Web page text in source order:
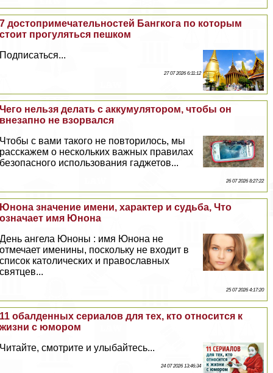
7 достопримечательностей Бангкога по которым
стоит прогуляться пешком
Подписаться...
27 07 2026 6:11:12
Чего нельзя делать с аккумулятором, чтобы он
внезапно не взорвался
Чтобы с вами такого не повторилось, мы
расскажем о нескольких важных правилах
безопасного использования гаджетов...
26 07 2026 8:27:22
Юнона значение имени, хаpaктер и судьба, Что
означает имя Юнона
День ангела Юноны : имя Юнона не
отмечает именины, поскольку не входит в
список католических и православных
святцев...
25 07 2026 4:17:20
11 обалденных сериалов для тех, кто относится к
жизни с юмором
Читайте, смотрите и улыбайтесь...
24 07 2026 13:46:34